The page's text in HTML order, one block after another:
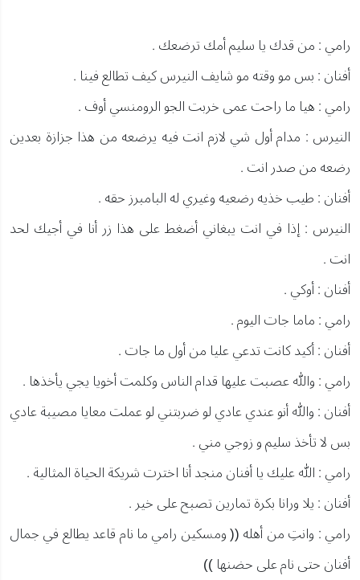
رامي : من قدك يا سليم أمك ترضعك .
أفنان : بس مو وقته مو شايف النيرس كيف تطالع فينا .
رامي : هيا ما راحت عمى خربت الجو الرومنسي أوف .
النيرس : مدام أول شي لازم انت فيه يرضعه من هذا جزازة بعدين
رضعه من صدر انت .
أفنان : طيب خذيه رضعيه وغيري له البامبرز حقه .
النيرس : إذا في انت يبغاني أضغط على هذا زر أنا في أجيك لحد
انت .
أفنان : أوكي .
رامي : ماما جات اليوم .
أفنان : أكيد كانت تدعي عليا من أول ما جات .
رامي : والله عصبت عليها قدام الناس وكلمت أخويا يجي يأخذها .
أفنان : والله أنو عندي عادي لو ضربتني لو عملت معايا مصيبة عادي
بس لا تأخذ سليم و زوجي مني .
رامي : الله عليك يا أفنان منجد أنا اخترت شريكة الحياة المثالية .
أفنان : يلا ورانا بكرة تمارين تصبح على خير .
رامي : وانتِ من أهله (( ومسكين رامي ما نام قاعد يطالع في جمال
أفنان حتى نام على حضنها ))